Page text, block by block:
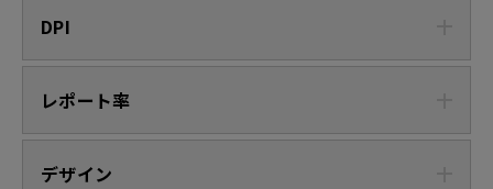
DPI
レポート率
デザイン